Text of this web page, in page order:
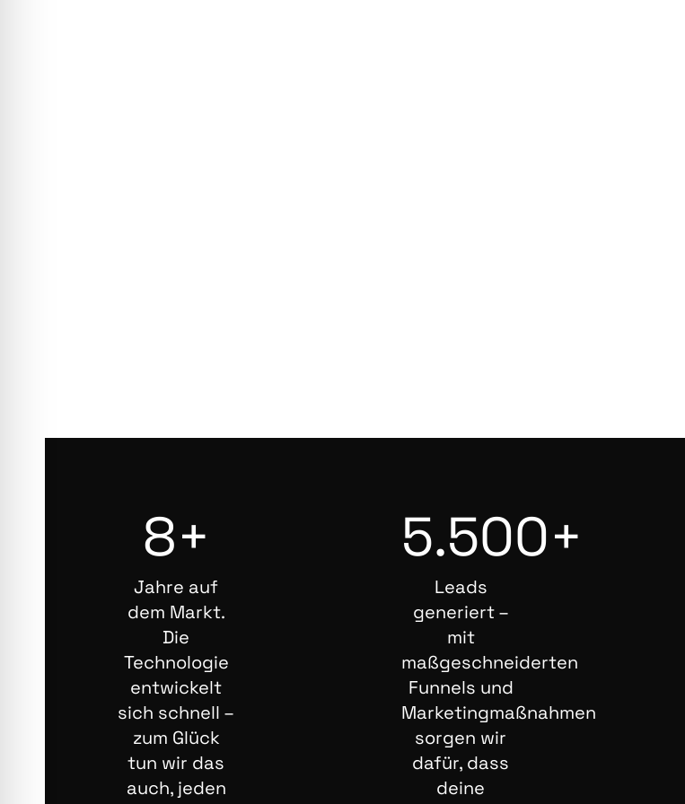
8+
Jahre auf
dem Markt.
Die
Technologie
entwickelt
sich schnell –
zum Glück
tun wir das
auch, jeden
5.500+
Leads
generiert –
mit
maßgeschneiderten
Funnels und
Marketingmaßnahmen
sorgen wir
dafür, dass
deine